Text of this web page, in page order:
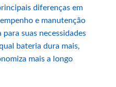
diferenças em
e manutenção
suas necessidades
bateria dura mais,
mais a longo